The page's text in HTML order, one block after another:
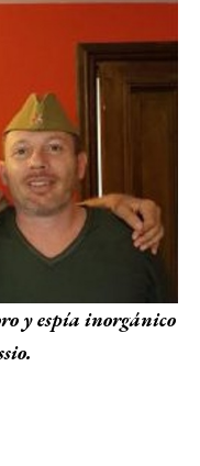
y espía inorgánico